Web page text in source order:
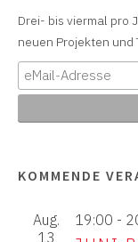
Drei- bis viermal pro
neuen Projekten und
KOMMENDE
Aug.
13
19:00 -